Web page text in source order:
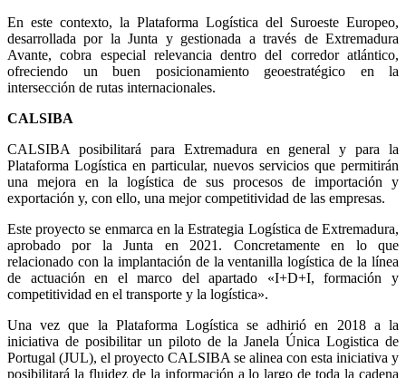
En este contexto, la Plataforma Logística del Suroeste Europeo,
desarrollada por la Junta y gestionada a través de Extremadura
Avante, cobra especial relevancia dentro del corredor atlántico,
ofreciendo un buen posicionamiento geoestratégico en la
intersección de rutas internacionales.
CALSIBA
CALSIBA posibilitará para Extremadura en general y para la
Plataforma Logística en particular, nuevos servicios que permitirán
una mejora en la logística de sus procesos de importación y
exportación y, con ello, una mejor competitividad de las empresas.
Este proyecto se enmarca en la Estrategia Logística de Extremadura,
aprobado por la Junta en 2021. Concretamente en lo que
relacionado con la implantación de la ventanilla logística de la línea
de actuación en el marco del apartado «I+D+I, formación y
competitividad en el transporte y la logística».
Una vez que la Plataforma Logística se adhirió en 2018 a la
iniciativa de posibilitar un piloto de la Janela Única Logistica de
Portugal (JUL), el proyecto CALSIBA se alinea con esta iniciativa y
posibilitará la fluidez de la información a lo largo de toda la cadena